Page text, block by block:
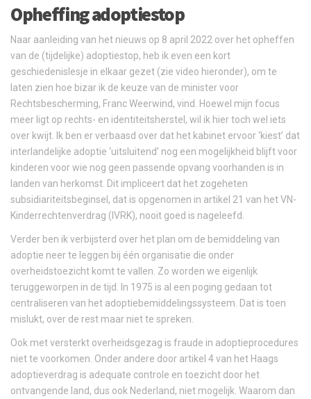
Opheffing adoptiestop
Naar aanleiding van het nieuws op 8 april 2022 over het opheffen
van de (tijdelijke) adoptiestop, heb ik even een kort
geschiedenislesje in elkaar gezet (zie video hieronder), om te
laten zien hoe bizar ik de keuze van de minister voor
Rechtsbescherming, Franc Weerwind, vind. Hoewel mijn focus
meer ligt op rechts- en identiteitsherstel, wil ik hier toch wel iets
over kwijt. Ik ben er verbaasd over dat het kabinet ervoor ‘kiest’ dat
interlandelijke adoptie ‘uitsluitend’ nog een mogelijkheid blijft voor
kinderen voor wie nog geen passende opvang voorhanden is in
landen van herkomst. Dit impliceert dat het zogeheten
subsidiariteitsbeginsel, dat is opgenomen in artikel 21 van het VN-
Kinderrechtenverdrag (IVRK), nooit goed is nageleefd.
Verder ben ik verbijsterd over het plan om de bemiddeling van
adoptie neer te leggen bij één organisatie die onder
overheidstoezicht komt te vallen. Zo worden we eigenlijk
teruggeworpen in de tijd. In 1975 is al een poging gedaan tot
centraliseren van het adoptiebemiddelingssysteem. Dat is toen
mislukt, over de rest maar niet te spreken.
Ook met versterkt overheidsgezag is fraude in adoptieprocedures
niet te voorkomen. Onder andere door artikel 4 van het Haags
adoptieverdrag is adequate controle en toezicht door het
ontvangende land, dus ook Nederland, niet mogelijk. Waarom dan